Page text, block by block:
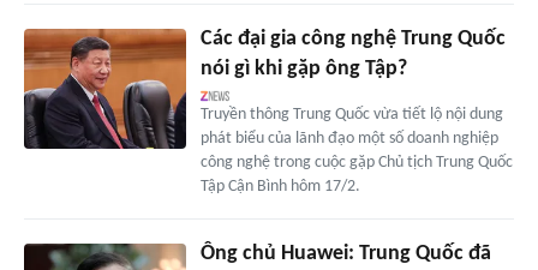
Các đại gia công nghệ Trung Quốc
nói gì khi gặp ông Tập?
Truyền thông Trung Quốc vừa tiết lộ nội dung
phát biểu của lãnh đạo một số doanh nghiệp
công nghệ trong cuộc gặp Chủ tịch Trung Quốc
Tập Cận Bình hôm 17/2.
Ông chủ Huawei: Trung Quốc đã